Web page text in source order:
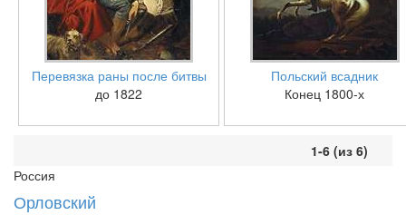
Перевязка раны после битвы
до 1822
Польский всадник
Конец 1800-х
1-6 (из 6)
Россия
Орловский